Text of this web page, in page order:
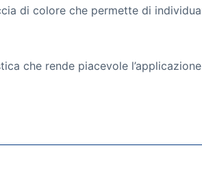
di colore che permette di
che rende piacevole